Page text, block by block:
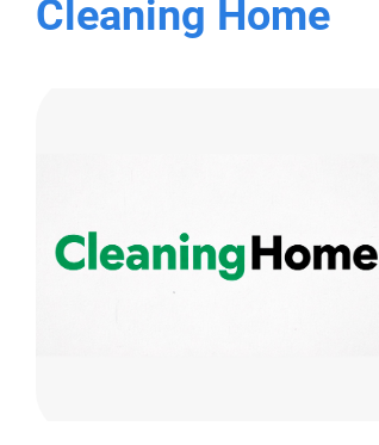
Cleaning Home